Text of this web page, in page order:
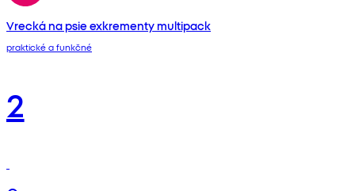
Vrecká na psie exkrementy multipack
praktické a funkčné
2